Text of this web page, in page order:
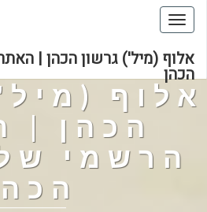
Toggle
navigation
אלוף (מיל') גרשון הכהן |
הכהן
אלוף
הכהן |
הרשמי